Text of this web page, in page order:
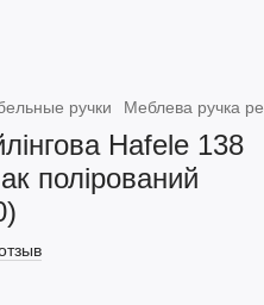
ручки Меблева ручка
Hafele 138
полірований